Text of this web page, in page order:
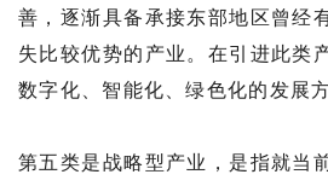
善，逐渐具备承接东部地区曾经
失比较优势的产业。在引进此类
数字化、智能化、绿色化的发展方
第五类是战略型产业，是指就当